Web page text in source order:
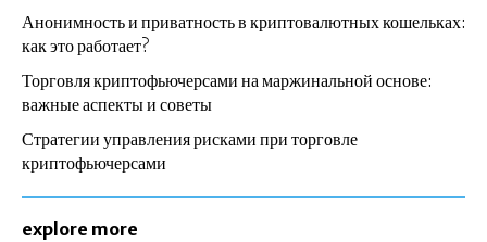
Анонимность и приватность в криптовалютных кошельках:
как это работает?
Торговля криптофьючерсами на маржинальной основе:
важные аспекты и советы
Стратегии управления рисками при торговле
криптофьючерсами
explore more